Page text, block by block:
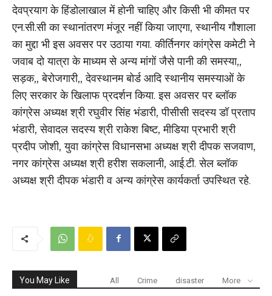
देवप्रयाग के हिंडोलाखाल में होनी चाहिए और किसी भी कीमत पर
एन.सी.सी का स्थानांतरण मंजूर नहीं किया जाएगा, स्थानीय गौशाला
का मुद्दा भी इस अवसर पर उठाया गया. कीर्तिनगर कांग्रेस कमेटी ने
जवाब दो यात्रा के माध्यम से अन्य मांगों जैसे पानी की समस्या,,
सड़क,, बेरोजगारी,, देवस्थानम बोर्ड आदि स्थानीय समस्याओं के
लिए सरकार के खिलाफ प्रदर्शन किया. इस अवसर पर ब्लॉक
कांग्रेस अध्यक्ष श्री रघुवीर सिंह भंडारी, पीसीसी सदस्य डॉ प्रताप
भंडारी, सेवादल सदस्य श्री राकेश बिष्ट, मीडिया प्रभारी श्री
प्रदीप जोशी, युवा कांग्रेस विधानसभा अध्यक्ष श्री दीपक सजवाण,
नगर कांग्रेस अध्यक्ष श्री हरीश सकलानी, आई.टी. सेल ब्लॉक
अध्यक्ष श्री दीपक भंडारी व अन्य कांग्रेस कार्यकर्ता उपस्थित रहे.
You May Like All Crime disaster More